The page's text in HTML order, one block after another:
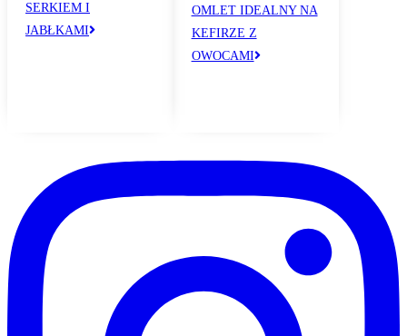
SERKIEM I
JABŁKAMI
OMLET IDEALNY NA
KEFIRZE Z
OWOCAMI